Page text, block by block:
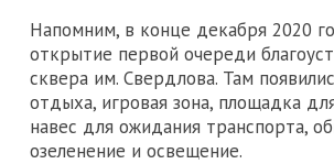
Напомним, в конце декабря 2020
открытие первой очереди
сквера им. Свердлова. Там
отдыха, игровая зона, площадка
навес для ожидания транспорта,
озеленение и освещение.